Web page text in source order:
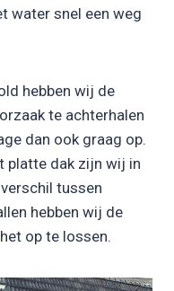
water snel een weg
hebben wij de
te achterhalen
dan ook graag op.
platte dak zijn wij in
tussen
hebben wij de
op te lossen.